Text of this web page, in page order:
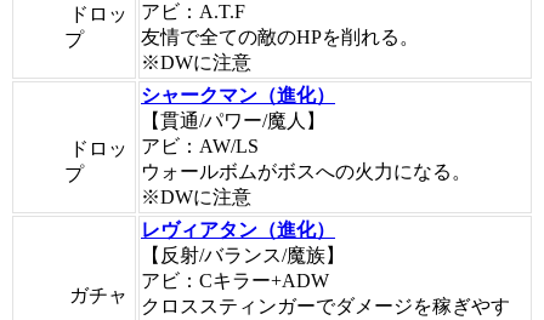
ドロッ
プ
アビ：A.T.F
友情で全ての敵のHPを削れる。
※DWに注意
ドロッ
プ
シャークマン（進化）
【貫通/パワー/魔人】
アビ：AW/LS
ウォールボムがボスへの火力になる。
※DWに注意
ガチャ
レヴィアタン（進化）
【反射/バランス/魔族】
アビ：Cキラー+ADW
クロススティンガーでダメージを稼ぎやす